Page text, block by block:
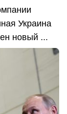
Украина
новый ...